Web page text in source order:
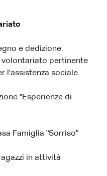
e dedizione.
pertinente
l'assistenza sociale.
"Esperienze di
Famiglia "Sorriso"
in attività